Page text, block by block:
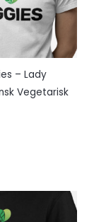
– Lady
Vegetarisk